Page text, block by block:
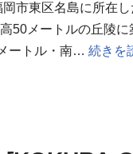
市東区名島に所在
50メートルの丘陵
ートル・南… 続きを